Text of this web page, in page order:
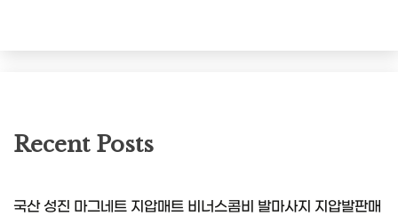
Recent Posts
국산 성진 마그네트 지압매트 비너스콤비 발마사지 지압발판매